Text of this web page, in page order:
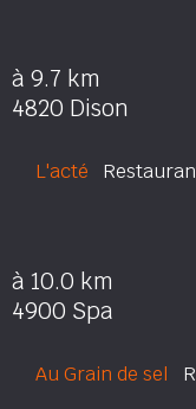
à 9.7 km
4820 Dison
L'acté
à 10.0 km
4900 Spa
Au Grain de sel